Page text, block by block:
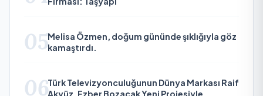
05Melisa Özmen, doğum gününde şıklığıyla göz
kamaştırdı.
06Türk Televizyonculuğunun Dünya Markası Raif
Akyüz, Ezber Bozacak Yeni Projesiyle